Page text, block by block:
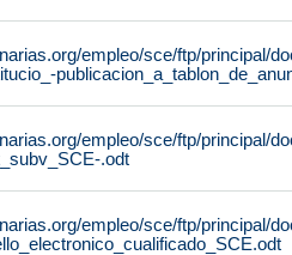
empleo/sce/ftp/principal/
empleo/sce/ftp/principal/
.odt
empleo/sce/ftp/principal/